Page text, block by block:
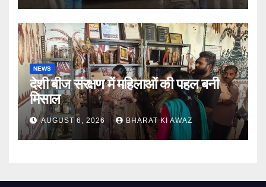
NEWS
देशी बीज संरक्षण में महिलाओं की पहल बनी
मिसाल
AUGUST 6, 2026 BHARAT KI AWAZ